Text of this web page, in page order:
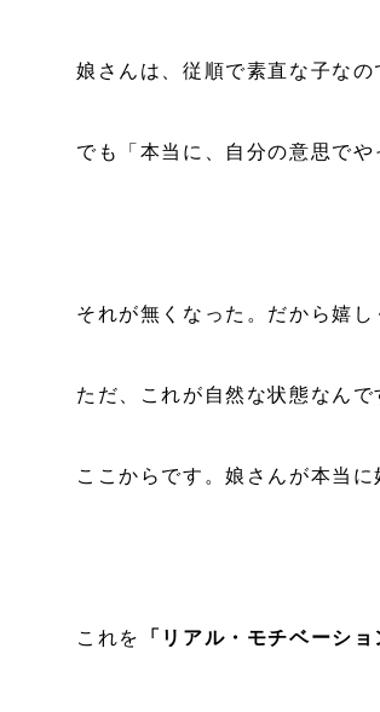
娘さんは、従順で素直な子な
でも「本当に、自分の意思で
それが無くなった。だから嬉
ただ、これが自然な状態なんで
ここからです。娘さんが本当
これを 「リアル・モチベーシ